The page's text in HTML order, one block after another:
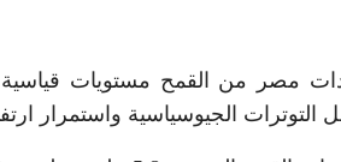
مصر من القمح مستويات
الجيوسياسية واستمرار